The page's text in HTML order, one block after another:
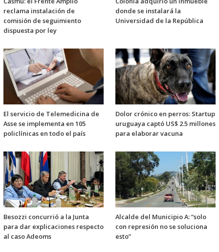
reclama instalación de
comisión de seguimiento
dispuesta por ley
donde se instalará la
Universidad de la República
El servicio de Telemedicina de
Asse se implementa en 105
policlínicas en todo el país
Dolor crónico en perros: Startup
uruguaya captó US$ 2.5 millones
para elaborar vacuna
Besozzi concurrió a la Junta
para dar explicaciones respecto
al caso Adeoms
Alcalde del Municipio A: “solo
con represión no se soluciona
esto”